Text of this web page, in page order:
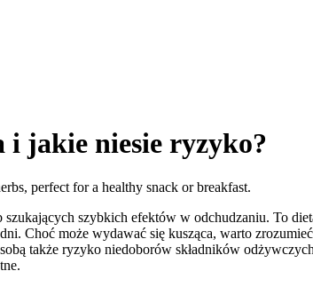
i jakie niesie ryzyko?
szybkich efektów w odchudzaniu. To
Choć może wydawać się kusząca, warto
także ryzyko niedoborów składników